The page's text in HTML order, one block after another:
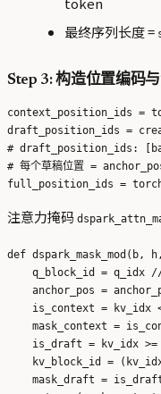
最终序列长度 =
Step 3: 构造位置编码
context_position_ids =
draft_position_ids =
# draft_position_ids:
# 每个草稿位置 =
注意力掩码
def
q_block_id = q_idx
anchor_pos =
is_context = kv_idx
mask_context =
is_draft = kv_idx >=
kv_block_id =
mask_draft =